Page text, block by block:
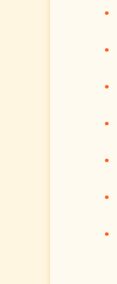
•
•
•
•
•
•
•